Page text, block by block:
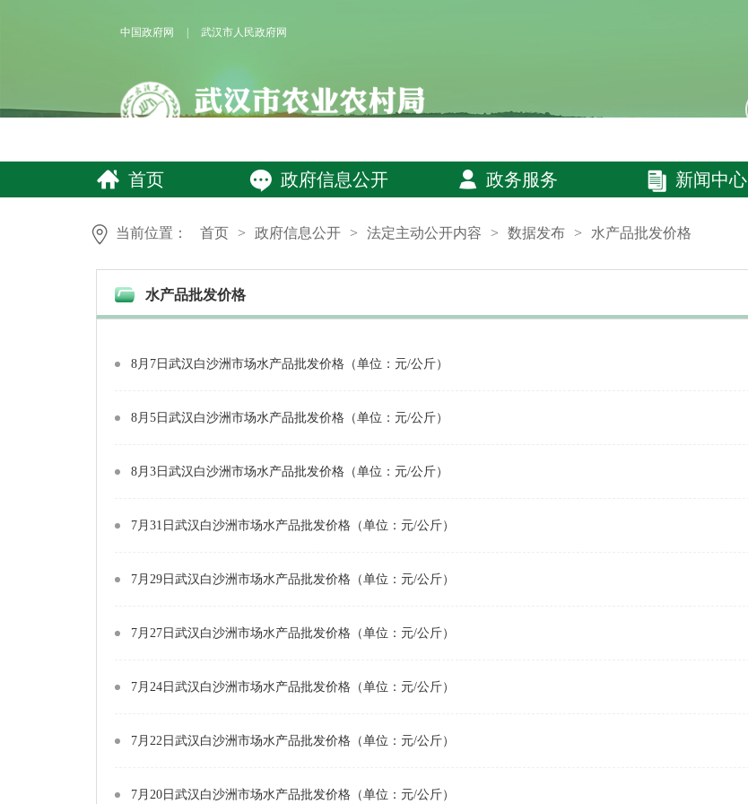
中国政府网 武汉市人民政府网
首页 政府信息公开 政务服务 新闻中心
当前位置： 首页 > 政府信息公开 > 法定主动公开内容 > 数据发布 > 水产品批发价格
水产品批发价格
8月7日武汉白沙洲市场水产品批发价格（单位：元/公斤）
8月5日武汉白沙洲市场水产品批发价格（单位：元/公斤）
8月3日武汉白沙洲市场水产品批发价格（单位：元/公斤）
7月31日武汉白沙洲市场水产品批发价格（单位：元/公斤）
7月29日武汉白沙洲市场水产品批发价格（单位：元/公斤）
7月27日武汉白沙洲市场水产品批发价格（单位：元/公斤）
7月24日武汉白沙洲市场水产品批发价格（单位：元/公斤）
7月22日武汉白沙洲市场水产品批发价格（单位：元/公斤）
7月20日武汉白沙洲市场水产品批发价格（单位：元/公斤）